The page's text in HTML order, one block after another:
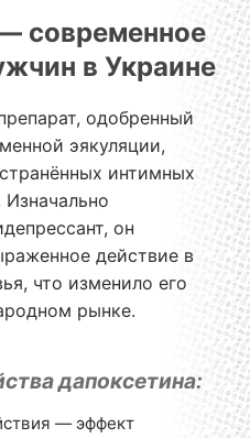
современное
в Украине
одобренный
эякуляции,
интимных
он
действие в
что изменило его
рынке.
дапоксетина:
— эффект